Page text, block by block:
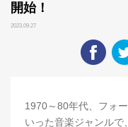
開始！
2023.09.27
1970～80年代、フォ
いった音楽ジャンルで